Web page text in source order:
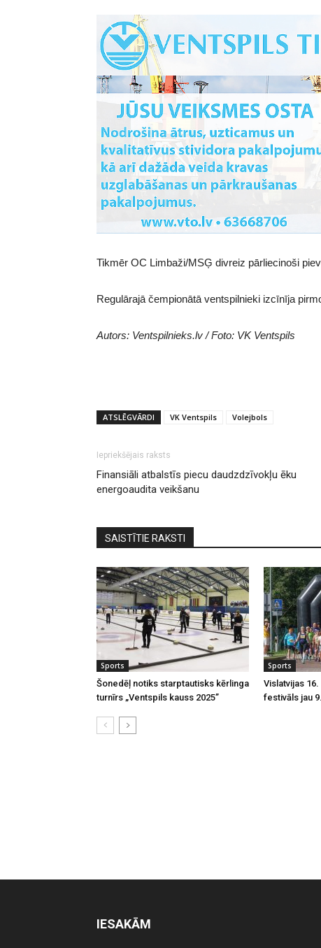
Tikmēr OC Limbaži/MSĢ divreiz pārliecinoši
Regulārajā čempionātā ventspilnieki izcīnīja
Autors: Ventspilnieks.lv / Foto: VK Ventspils
ATSLĒGVĀRDI VK Ventspils Volejbols
Iepriekšējais raksts
Finansiāli atbalstīs piecu daudzdzīvokļu ēku
energoaudita veikšanu
SAISTĪTIE RAKSTI
Sports
Šonedēļ notiks starptautisks kērlinga
turnīrs „Ventspils kauss 2025”
Sports
Vislatvijas
festivāls jau
IESAKĀM